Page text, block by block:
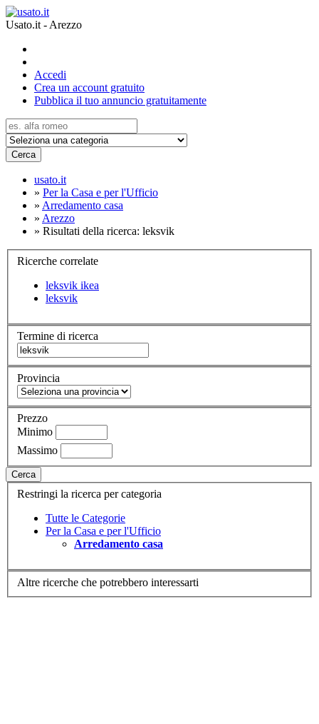
Usato.it - Arezzo
Accedi
Crea un account gratuito
Pubblica il tuo annuncio gratuitamente
Cerca
usato.it
» Per la Casa e per l'Ufficio
» Arredamento casa
» Arezzo
» Risultati della ricerca: leksvik
Ricerche correlate
leksvik ikea
leksvik
Termine di ricerca
Provincia
Prezzo
Minimo
Massimo
Cerca
Restringi la ricerca per categoria
Tutte le Categorie
Per la Casa e per l'Ufficio
Arredamento casa
Altre ricerche che potrebbero interessarti